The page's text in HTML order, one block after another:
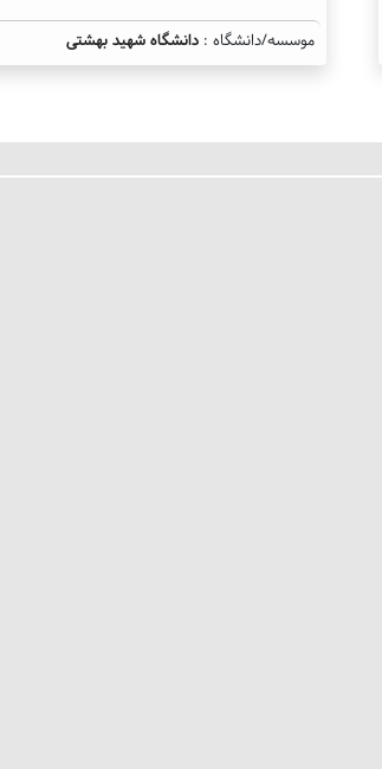
موسسه/دانشگاه : دانشگاه شهید بهشتی